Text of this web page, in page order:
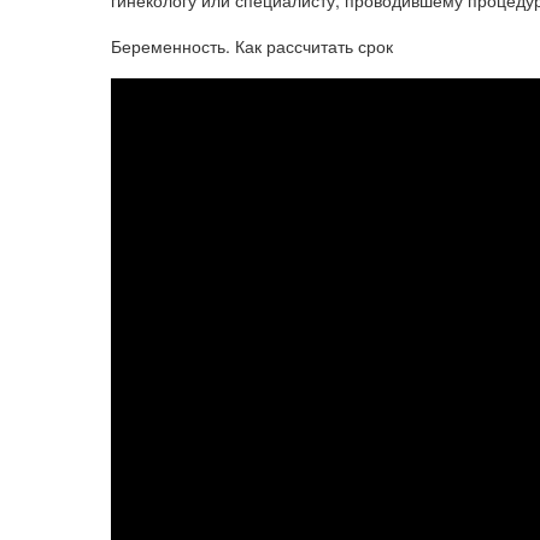
Беременность. Как рассчитать срок